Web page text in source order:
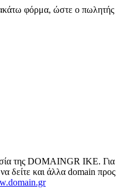
φόρμα, ώστε ο πωλητής
της DOMAINGR ΙΚΕ. Για
δείτε και άλλα domain προς